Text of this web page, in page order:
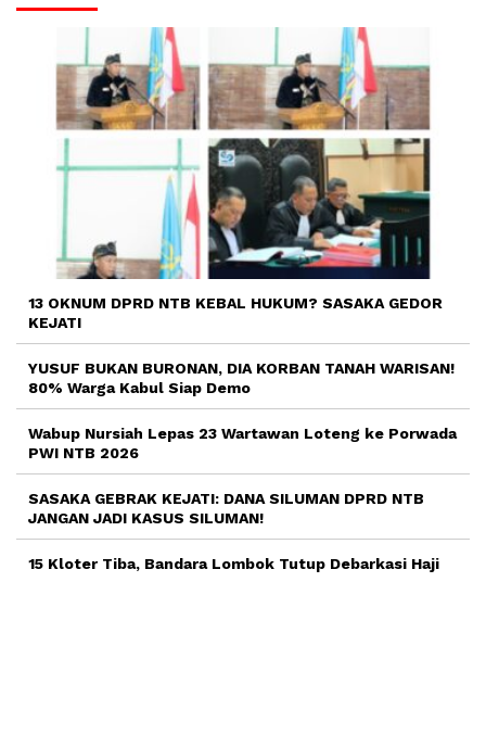
13 OKNUM DPRD NTB KEBAL HUKUM? SASAKA GEDOR
KEJATI
YUSUF BUKAN BURONAN, DIA KORBAN TANAH WARISAN!
80% Warga Kabul Siap Demo
Wabup Nursiah Lepas 23 Wartawan Loteng ke Porwada
PWI NTB 2026
SASAKA GEBRAK KEJATI: DANA SILUMAN DPRD NTB
JANGAN JADI KASUS SILUMAN!
15 Kloter Tiba, Bandara Lombok Tutup Debarkasi Haji